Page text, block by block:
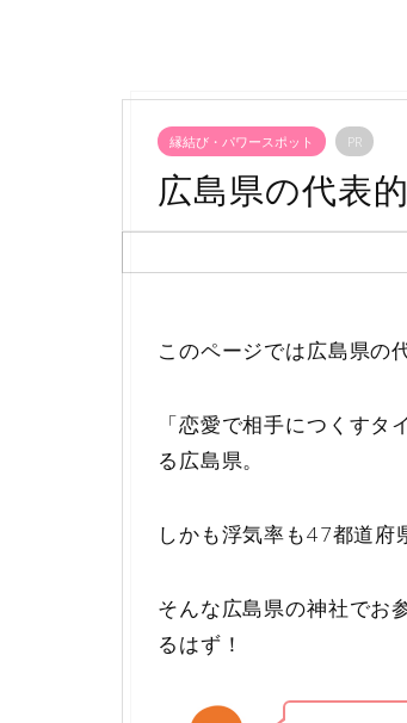
縁結び・パワースポット PR
広島県の代表
このページでは広島県の
「恋愛で相手につくす
る広島県。
しかも浮気率も47都道府
そんな広島県の神社でお
るはず！